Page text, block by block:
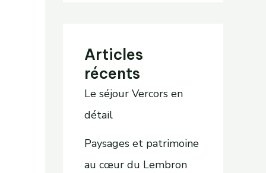
Articles
récents
Le séjour Vercors en
détail
Paysages et patrimoine
au cœur du Lembron